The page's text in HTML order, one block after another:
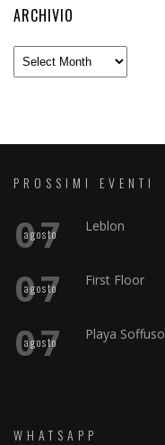
ARCHIVIO
Archivio
PROSSIMI EVENTI
07
agosto Leblon
07
agosto First Floor
07
agosto Playa Soffuso
WHATSAPP